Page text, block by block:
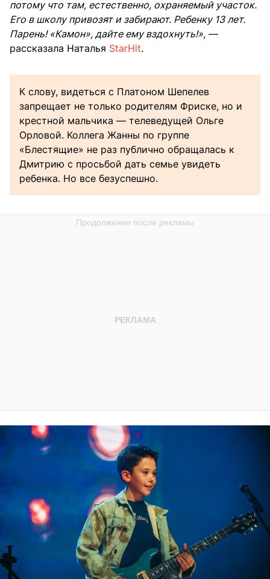
потому что там, естественно, охраняемый участок.
Его в школу привозят и забирают. Ребенку 13 лет.
Парень! «Камон», дайте ему вздохнуть!», —
рассказала Наталья StarHit.
К слову, видеться с Платоном Шепелев
запрещает не только родителям Фриске, но и
крестной мальчика — телеведущей Ольге
Орловой. Коллега Жанны по группе
«Блестящие» не раз публично обращалась к
Дмитрию с просьбой дать семье увидеть
ребенка. Но все безуспешно.